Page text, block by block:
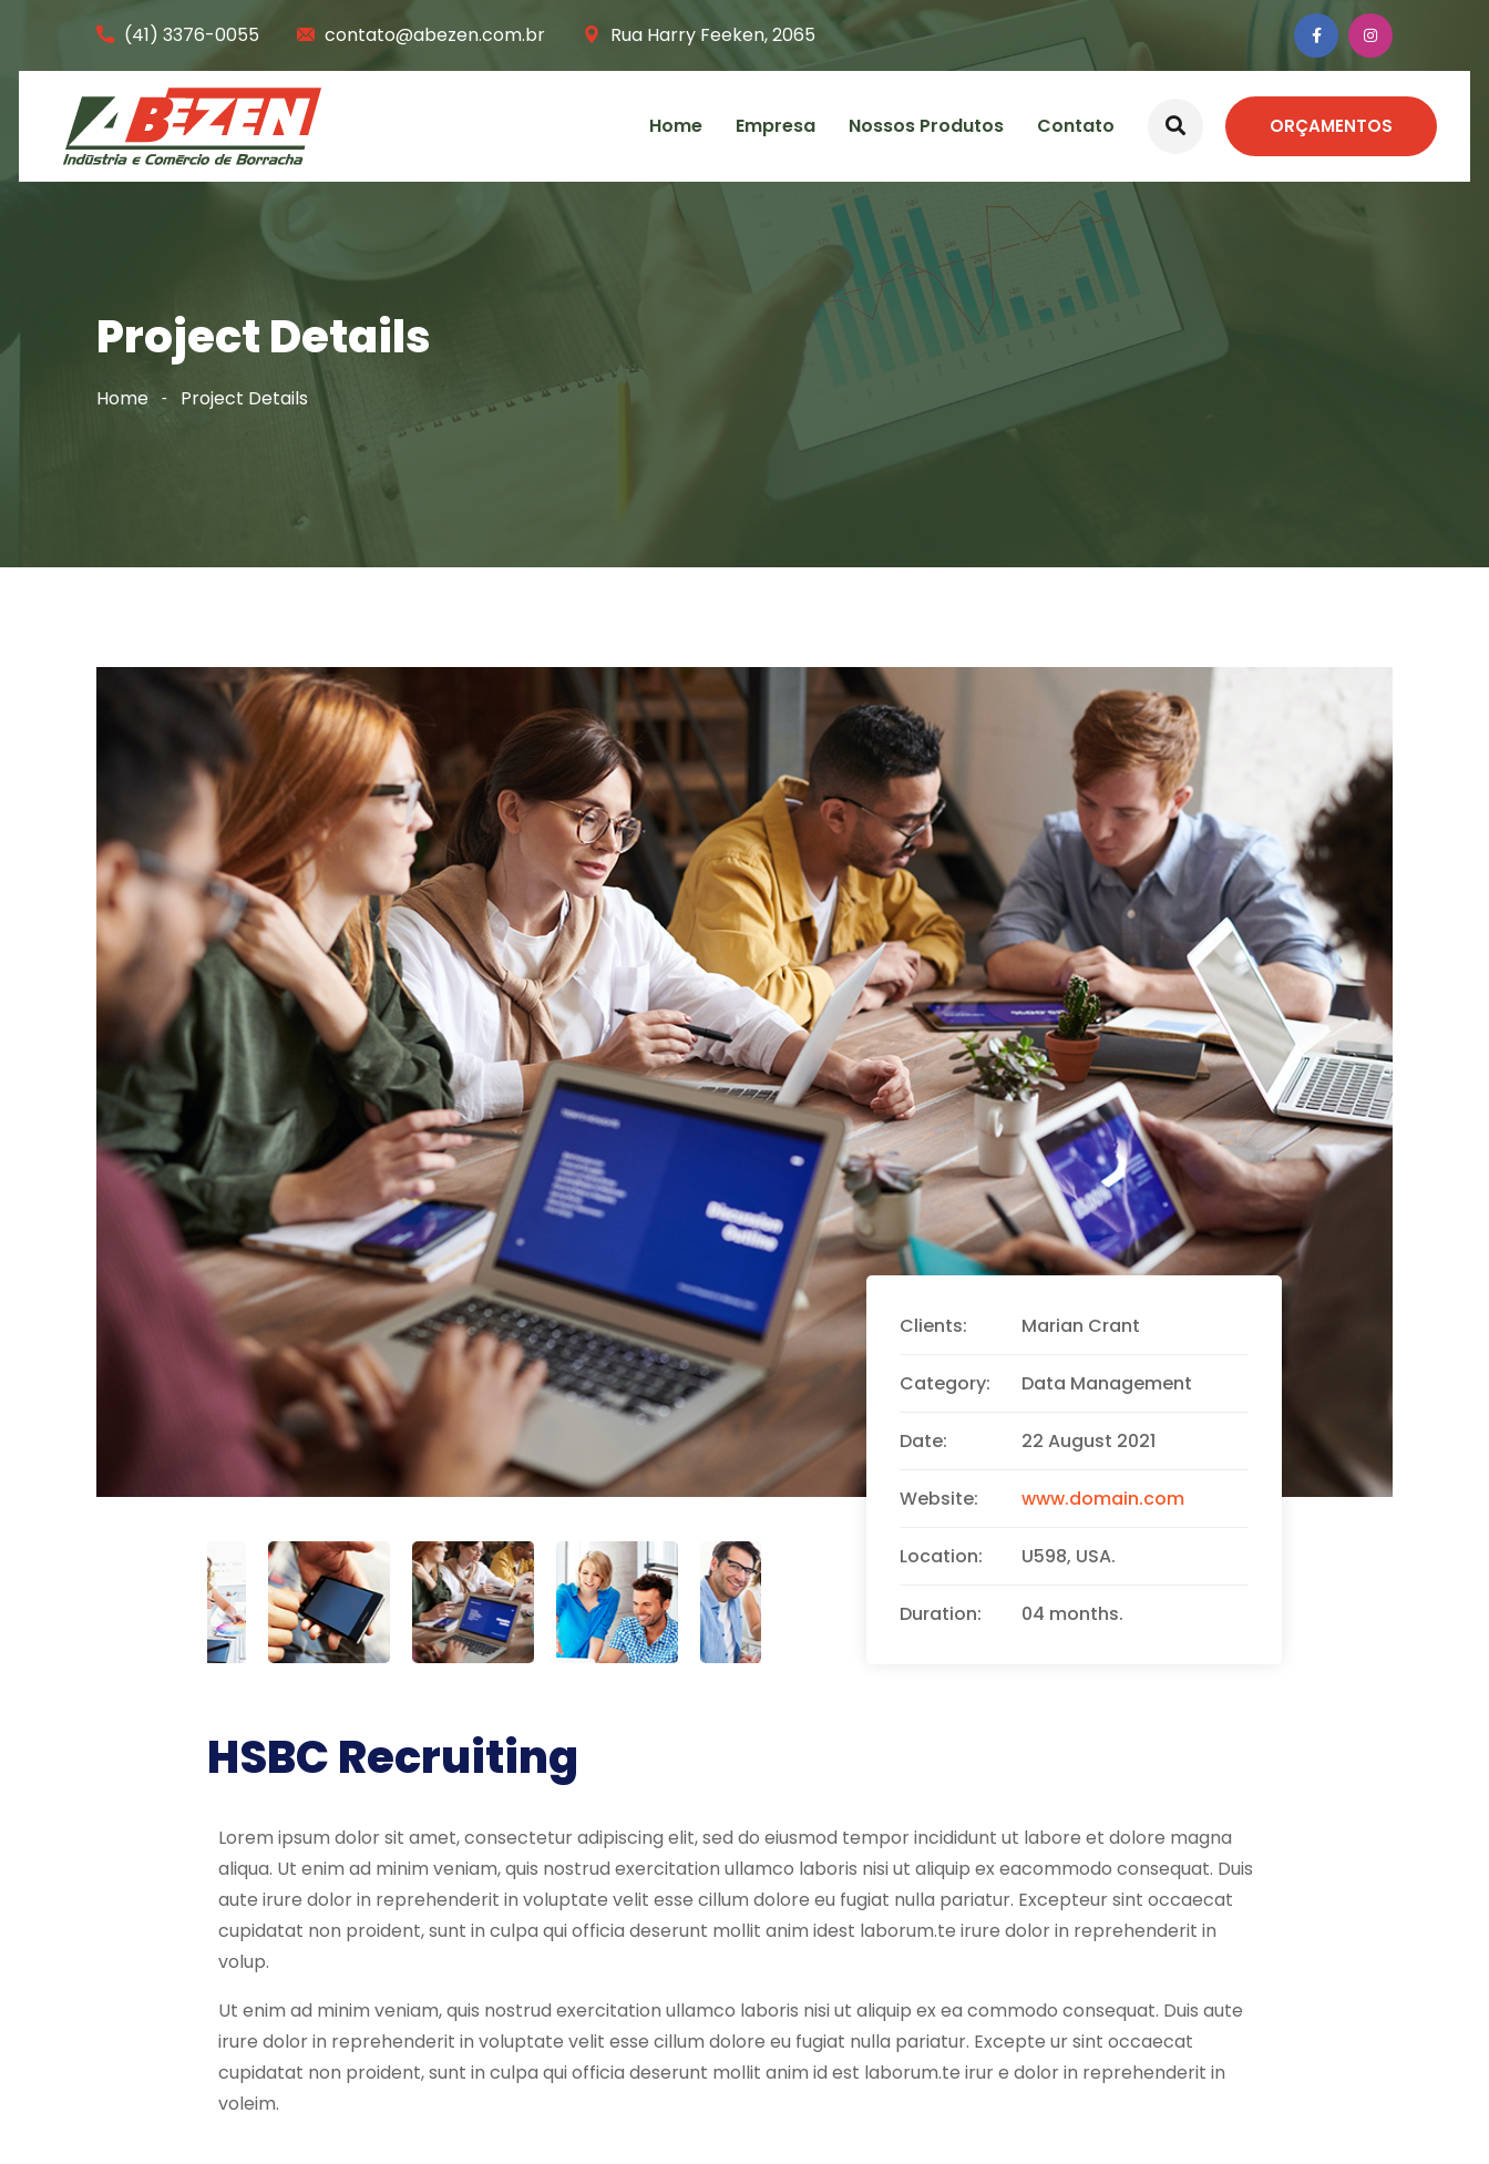
(41) 3376-0055 contato@abezen.com.br Rua Harry Feeken, 2065
Home Empresa Nossos Produtos Contato ORÇAMENTOS
Project Details
Home Project Details
Clients: Marian Crant
Category: Data Management
Date: 22 August 2021
Website: www.domain.com
Location: U598, USA.
Duration: 04 months.
HSBC Recruiting
Lorem ipsum dolor sit amet, consectetur adipiscing elit, sed do eiusmod tempor incididunt ut labore et dolore magna
aliqua. Ut enim ad minim veniam, quis nostrud exercitation ullamco laboris nisi ut aliquip ex eacommodo consequat. Duis
aute irure dolor in reprehenderit in voluptate velit esse cillum dolore eu fugiat nulla pariatur. Excepteur sint occaecat
cupidatat non proident, sunt in culpa qui officia deserunt mollit anim idest laborum.te irure dolor in reprehenderit in
volup.
Ut enim ad minim veniam, quis nostrud exercitation ullamco laboris nisi ut aliquip ex ea commodo consequat. Duis aute
irure dolor in reprehenderit in voluptate velit esse cillum dolore eu fugiat nulla pariatur. Excepte ur sint occaecat
cupidatat non proident, sunt in culpa qui officia deserunt mollit anim id est laborum.te irur e dolor in reprehenderit in
voleim.